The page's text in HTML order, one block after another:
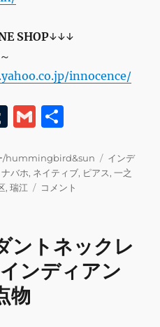
SHOP↓↓↓
innocence/
T
m
bl
G
ai
l
/hummingbird&sun
タ
グ
インデ
ナバホ, ネイティブ, ピアス,一之
,瑞江
イ
ス
ー
コメント
ントネックレ
ンディアン
物